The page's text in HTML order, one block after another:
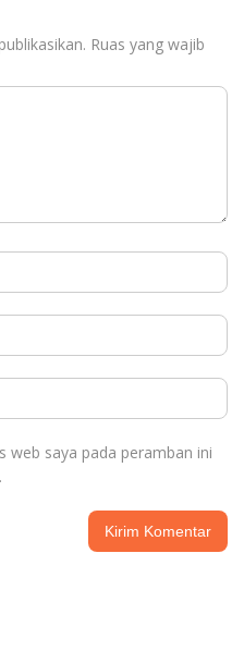
Ruas yang wajib
web saya pada peramban ini